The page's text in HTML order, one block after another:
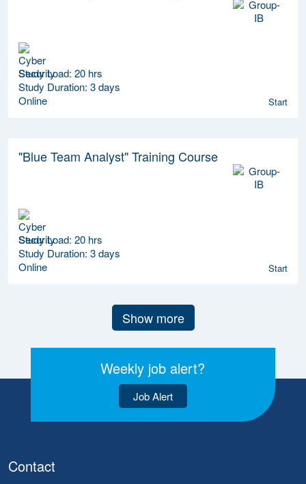
Study Load: 20 hrs
Study Duration: 3 days
Online
Start
"Blue Team Analyst" Training Course
Study Load: 20 hrs
Study Duration: 3 days
Online
Start
Show more
Weekly job alert?
Job Alert
Contact